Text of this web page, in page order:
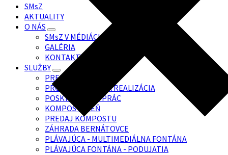
SMsZ
AKTUALITY
O NÁS
SMsZ V MÉDIÁCH
GALÉRIA
KONTAKTY
SLUŽBY
PREDAJ
PROJEKTOVANIE A REALIZÁCIA
POSKYTOVANIE PRÁC
KOMPOSTÁREŇ
PREDAJ KOMPOSTU
ZÁHRADA BERNÁTOVCE
PLÁVAJÚCA - MULTIMEDIÁLNA FONTÁNA
PLÁVAJÚCA FONTÁNA - PODUJATIA